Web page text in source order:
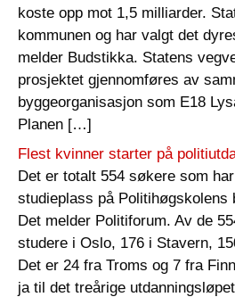
koste opp mot 1,5 milliarder.
kommunen og har valgt det
melder Budstikka. Statens
prosjektet gjennomføres av
byggeorganisasjon som E18
Planen […]
Flest kvinner starter på
Det er totalt 554 søkere som
studieplass på Politihøgskolens
Det melder Politiforum. Av de
studere i Oslo, 176 i Stavern,
Det er 24 fra Troms og 7 fra
ja til det treårige